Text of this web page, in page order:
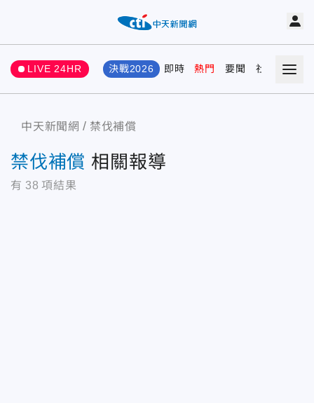
LIVE 24HR 決戰2026 即時 熱門 要聞 社會 娛樂
中天新聞網 禁伐補償
禁伐補償 相關報導
有 38 項結果